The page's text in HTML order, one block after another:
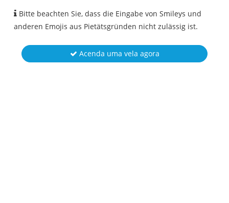
Bitte beachten Sie, dass die Eingabe von Smileys und
anderen Emojis aus Pietätsgründen nicht zulässig ist.
Acenda uma vela agora